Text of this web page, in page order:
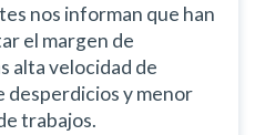
nos informan que han
el margen de
alta velocidad de
desperdicios y menor
trabajos.